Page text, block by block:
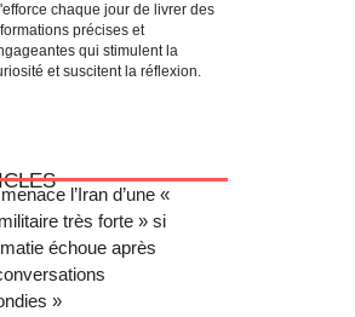
chaque jour de livrer des
précises et
qui stimulent la
et suscitent la réflexion.
l’Iran d’une «
très forte » si
échoue après
»